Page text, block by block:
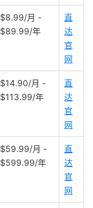
$8.99/月 -
$89.99/年
直
达
官
网
$14.90/月 -
$113.99/年
直
达
官
网
$59.99/月 -
$599.99/年
直
达
官
网